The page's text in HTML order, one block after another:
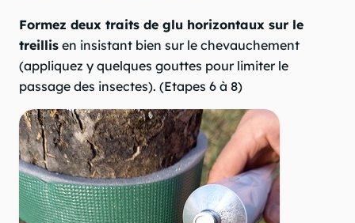
Formez deux traits de glu horizontaux sur le
treillis en insistant bien sur le chevauchement
(appliquez y quelques gouttes pour limiter le
passage des insectes). (Etapes 6 à 8)